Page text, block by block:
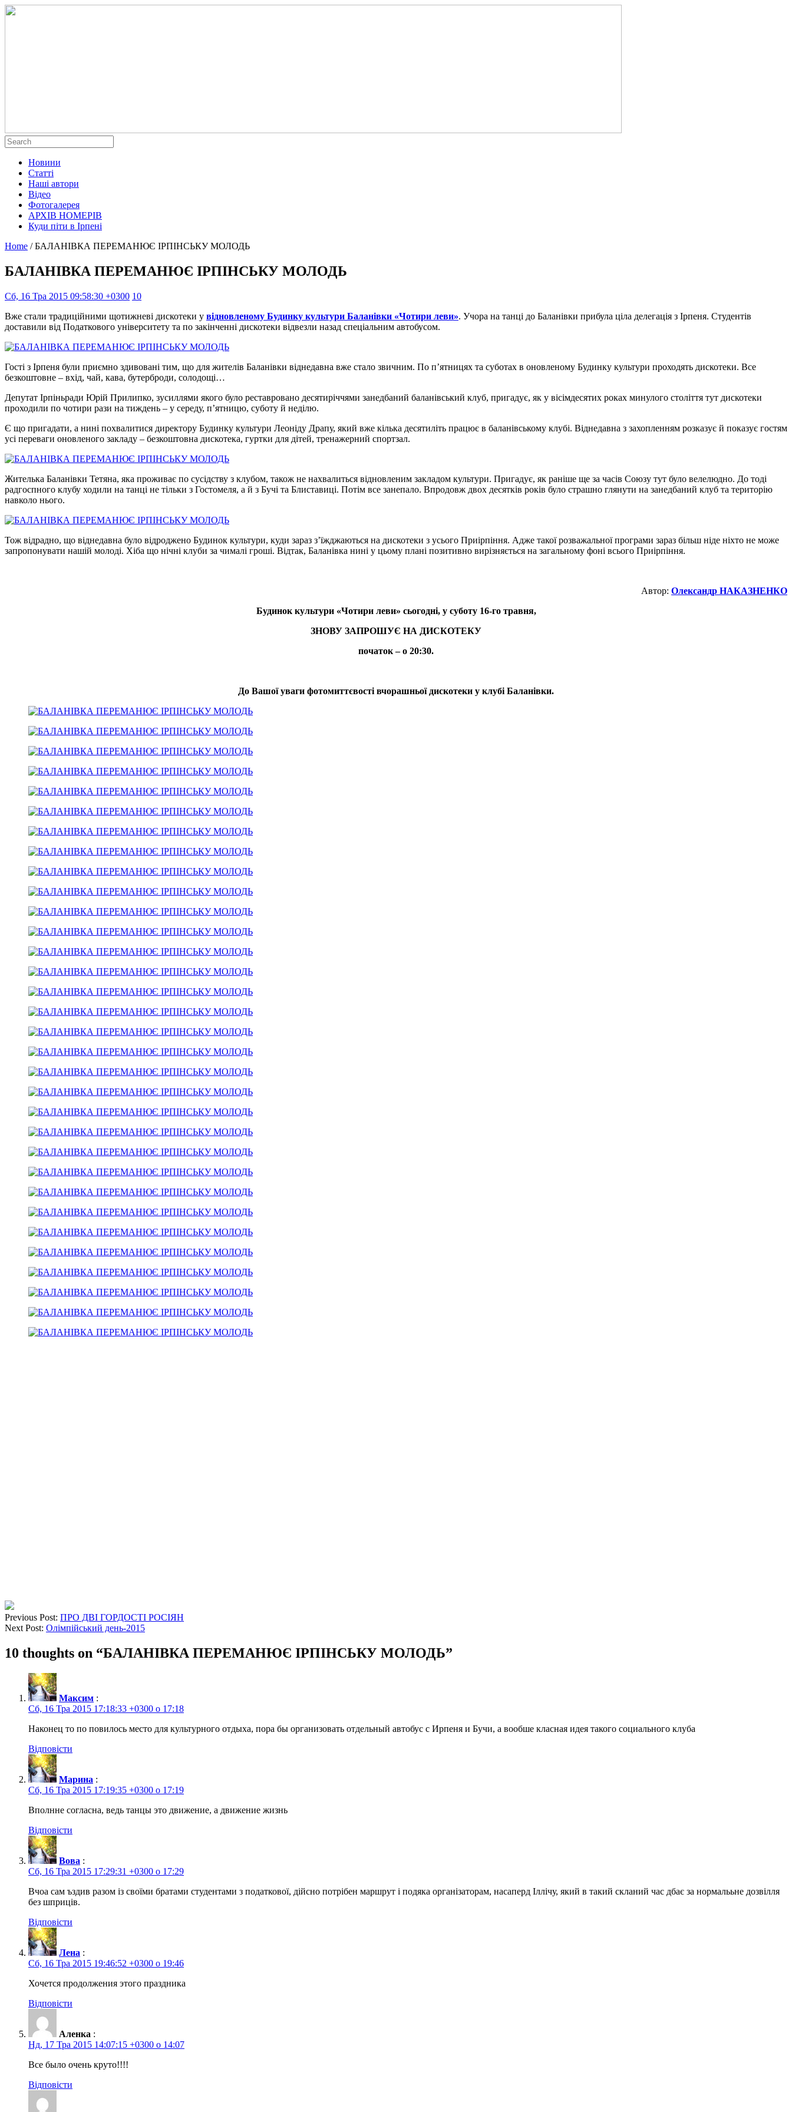
Новини
Статті
Наші автори
Відео
Фотогалерея
АРХІВ НОМЕРІВ
Куди піти в Ірпені
Home / БАЛАНІВКА ПЕРЕМАНЮЄ ІРПІНСЬКУ МОЛОДЬ
БАЛАНІВКА ПЕРЕМАНЮЄ ІРПІНСЬКУ МОЛОДЬ
Сб, 16 Тра 2015 09:58:30 +0300 10
Вже стали традиційними щотижневі дискотеки у відновленому Будинку культури Баланівки «Чотири леви». Учора на танці до Баланівки прибула ціла делегація з Ірпеня. Студентів
доставили від Податкового університету та по закінченні дискотеки відвезли назад спеціальним автобусом.
Гості з Ірпеня були приємно здивовані тим, що для жителів Баланівки віднедавна вже стало звичним. По п’ятницях та суботах в оновленому Будинку культури проходять дискотеки. Все
безкоштовне – вхід, чай, кава, бутерброди, солодощі…
Депутат Ірпіньради Юрій Прилипко, зусиллями якого було реставровано десятиріччями занедбаний баланівський клуб, пригадує, як у вісімдесятих роках минулого століття тут дискотеки
проходили по чотири рази на тиждень – у середу, п’ятницю, суботу й неділю.
Є що пригадати, а нині похвалитися директору Будинку культури Леоніду Драпу, який вже кілька десятиліть працює в баланівському клубі. Віднедавна з захопленням розказує й показує гостям
усі переваги оновленого закладу – безкоштовна дискотека, гуртки для дітей, тренажерний спортзал.
Жителька Баланівки Тетяна, яка проживає по сусідству з клубом, також не нахвалиться відновленим закладом культури. Пригадує, як раніше ще за часів Союзу тут було велелюдно. До тоді
радгоспного клубу ходили на танці не тільки з Гостомеля, а й з Бучі та Блиставиці. Потім все занепало. Впродовж двох десятків років було страшно глянути на занедбаний клуб та територію
навколо нього.
Тож відрадно, що віднедавна було відроджено Будинок культури, куди зараз з’їжджаються на дискотеки з усього Приірпіння. Адже такої розважальної програми зараз більш ніде ніхто не може
запропонувати нашій молоді. Хіба що нічні клуби за чималі гроші. Відтак, Баланівка нині у цьому плані позитивно вирізняється на загальному фоні всього Приірпіння.
Автор: Олександр НАКАЗНЕНКО
Будинок культури «Чотири леви» сьогодні, у суботу 16-го травня,
ЗНОВУ ЗАПРОШУЄ НА ДИСКОТЕКУ
початок – о 20:30.
До Вашої уваги фотомиттєвості вчорашньої дискотеки у клубі Баланівки.
Previous Post: ПРО ДВІ ГОРДОСТІ РОСІЯН
Next Post: Олімпійський день-2015
10 thoughts on “БАЛАНІВКА ПЕРЕМАНЮЄ ІРПІНСЬКУ МОЛОДЬ”
Максим :
Сб, 16 Тра 2015 17:18:33 +0300 о 17:18
Наконец то по повилось место для культурного отдыха, пора бы организовать отдельный автобус с Ирпеня и Бучи, а вообше класная идея такого социального клуба
Відповісти
Марина :
Сб, 16 Тра 2015 17:19:35 +0300 о 17:19
Вполнне согласна, ведь танцы это движение, а движение жизнь
Відповісти
Вова :
Сб, 16 Тра 2015 17:29:31 +0300 о 17:29
Вчоа сам ъздив разом із своїми братами студентами з податкової, дійсно потрібен маршрут і подяка організаторам, насаперд Іллічу, який в такий скланий час дбає за нормалььне дозвілля
без шприців.
Відповісти
Лена :
Сб, 16 Тра 2015 19:46:52 +0300 о 19:46
Хочется продолжения этого праздника
Відповісти
Аленка :
Нд, 17 Тра 2015 14:07:15 +0300 о 14:07
Все было очень круто!!!!
Відповісти